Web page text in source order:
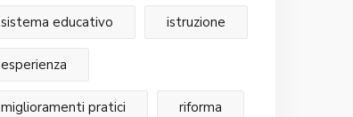
sistema educativo istruzione
esperienza
miglioramenti pratici riforma